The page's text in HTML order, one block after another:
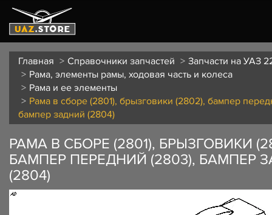
Главная Справочники запчастей
Запчасти на УАЗ
Рама, элементы рамы, ходовая часть и колеса
Рама и ее элементы
Рама в сборе (2801), брызговики (2802), бампер
бампер задний (2804)
РАМА В СБОРЕ (2801), БРЫЗГОВИКИ
БАМПЕР ПЕРЕДНИЙ (2803), БАМПЕР
(2804)